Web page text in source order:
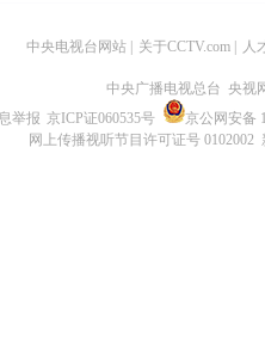
中央电视台网站 关于CCTV.com 人
中央广播电视总台 央视
举报 京ICP证060535号
京公网安备
网上传播视听节目许可证号 0102002